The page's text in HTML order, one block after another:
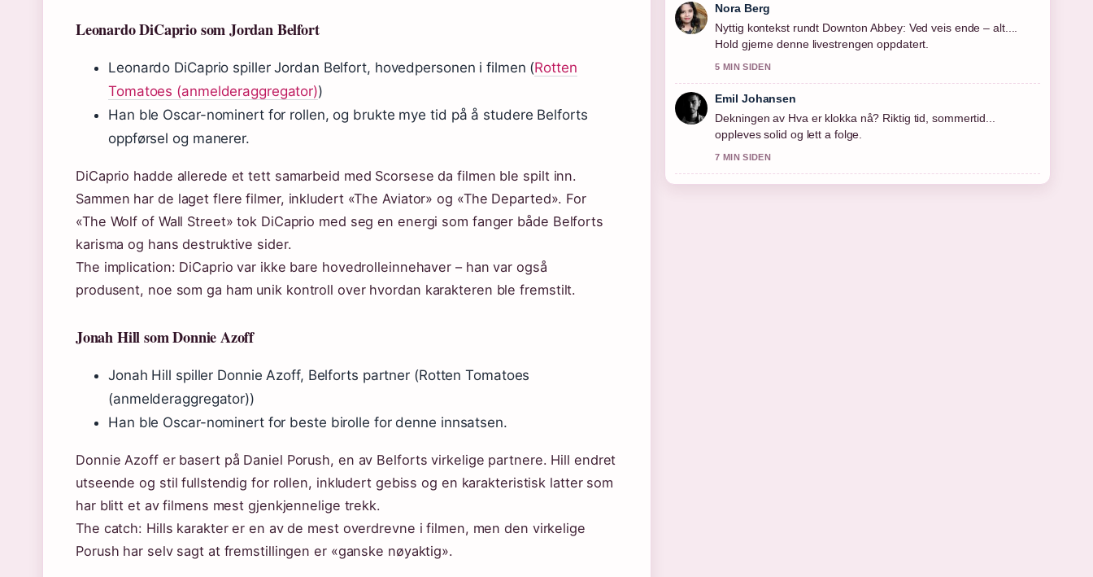
Leonardo DiCaprio som Jordan Belfort
Leonardo DiCaprio spiller Jordan Belfort, hovedpersonen i filmen (Rotten
Tomatoes (anmelderaggregator))
Han ble Oscar-nominert for rollen, og brukte mye tid på å studere Belforts
oppførsel og manerer.
DiCaprio hadde allerede et tett samarbeid med Scorsese da filmen ble spilt inn.
Sammen har de laget flere filmer, inkludert «The Aviator» og «The Departed». For
«The Wolf of Wall Street» tok DiCaprio med seg en energi som fanger både Belforts
karisma og hans destruktive sider.
The implication: DiCaprio var ikke bare hovedrolleinnehaver – han var også
produsent, noe som ga ham unik kontroll over hvordan karakteren ble fremstilt.
Jonah Hill som Donnie Azoff
Jonah Hill spiller Donnie Azoff, Belforts partner (Rotten Tomatoes
(anmelderaggregator))
Han ble Oscar-nominert for beste birolle for denne innsatsen.
Donnie Azoff er basert på Daniel Porush, en av Belforts virkelige partnere. Hill endret
utseende og stil fullstendig for rollen, inkludert gebiss og en karakteristisk latter som
har blitt et av filmens mest gjenkjennelige trekk.
The catch: Hills karakter er en av de mest overdrevne i filmen, men den virkelige
Porush har selv sagt at fremstillingen er «ganske nøyaktig».
Nora Berg
Nyttig kontekst rundt Downton Abbey: Ved veis ende – alt....
Hold gjerne denne livestrengen oppdatert.
5 MIN SIDEN
Emil Johansen
Dekningen av Hva er klokka nå? Riktig tid, sommertid...
oppleves solid og lett a folge.
7 MIN SIDEN